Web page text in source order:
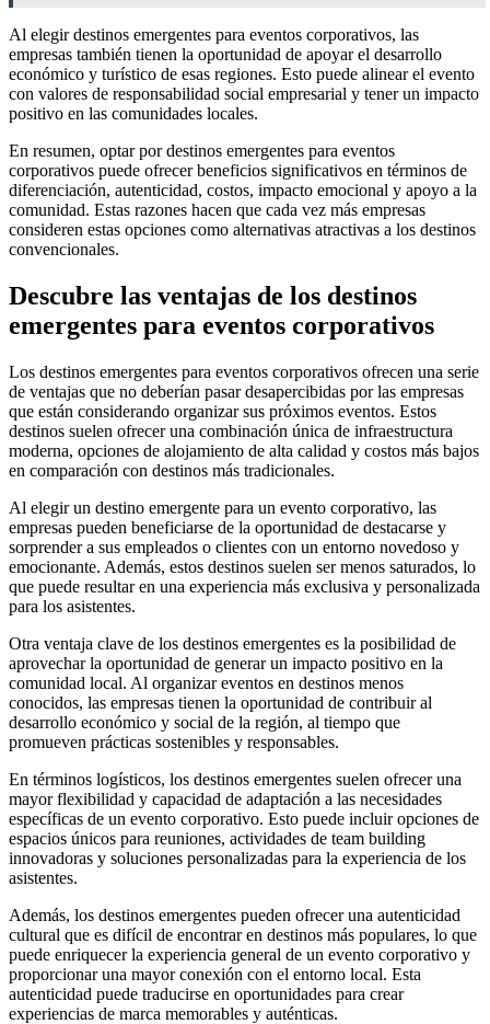
Al elegir destinos emergentes para eventos corporativos, las
empresas también tienen la oportunidad de apoyar el desarrollo
económico y turístico de esas regiones. Esto puede alinear el evento
con valores de responsabilidad social empresarial y tener un impacto
positivo en las comunidades locales.
En resumen, optar por destinos emergentes para eventos
corporativos puede ofrecer beneficios significativos en términos de
diferenciación, autenticidad, costos, impacto emocional y apoyo a la
comunidad. Estas razones hacen que cada vez más empresas
consideren estas opciones como alternativas atractivas a los destinos
convencionales.
Descubre las ventajas de los destinos
emergentes para eventos corporativos
Los destinos emergentes para eventos corporativos ofrecen una serie
de ventajas que no deberían pasar desapercibidas por las empresas
que están considerando organizar sus próximos eventos. Estos
destinos suelen ofrecer una combinación única de infraestructura
moderna, opciones de alojamiento de alta calidad y costos más bajos
en comparación con destinos más tradicionales.
Al elegir un destino emergente para un evento corporativo, las
empresas pueden beneficiarse de la oportunidad de destacarse y
sorprender a sus empleados o clientes con un entorno novedoso y
emocionante. Además, estos destinos suelen ser menos saturados, lo
que puede resultar en una experiencia más exclusiva y personalizada
para los asistentes.
Otra ventaja clave de los destinos emergentes es la posibilidad de
aprovechar la oportunidad de generar un impacto positivo en la
comunidad local. Al organizar eventos en destinos menos
conocidos, las empresas tienen la oportunidad de contribuir al
desarrollo económico y social de la región, al tiempo que
promueven prácticas sostenibles y responsables.
En términos logísticos, los destinos emergentes suelen ofrecer una
mayor flexibilidad y capacidad de adaptación a las necesidades
específicas de un evento corporativo. Esto puede incluir opciones de
espacios únicos para reuniones, actividades de team building
innovadoras y soluciones personalizadas para la experiencia de los
asistentes.
Además, los destinos emergentes pueden ofrecer una autenticidad
cultural que es difícil de encontrar en destinos más populares, lo que
puede enriquecer la experiencia general de un evento corporativo y
proporcionar una mayor conexión con el entorno local. Esta
autenticidad puede traducirse en oportunidades para crear
experiencias de marca memorables y auténticas.